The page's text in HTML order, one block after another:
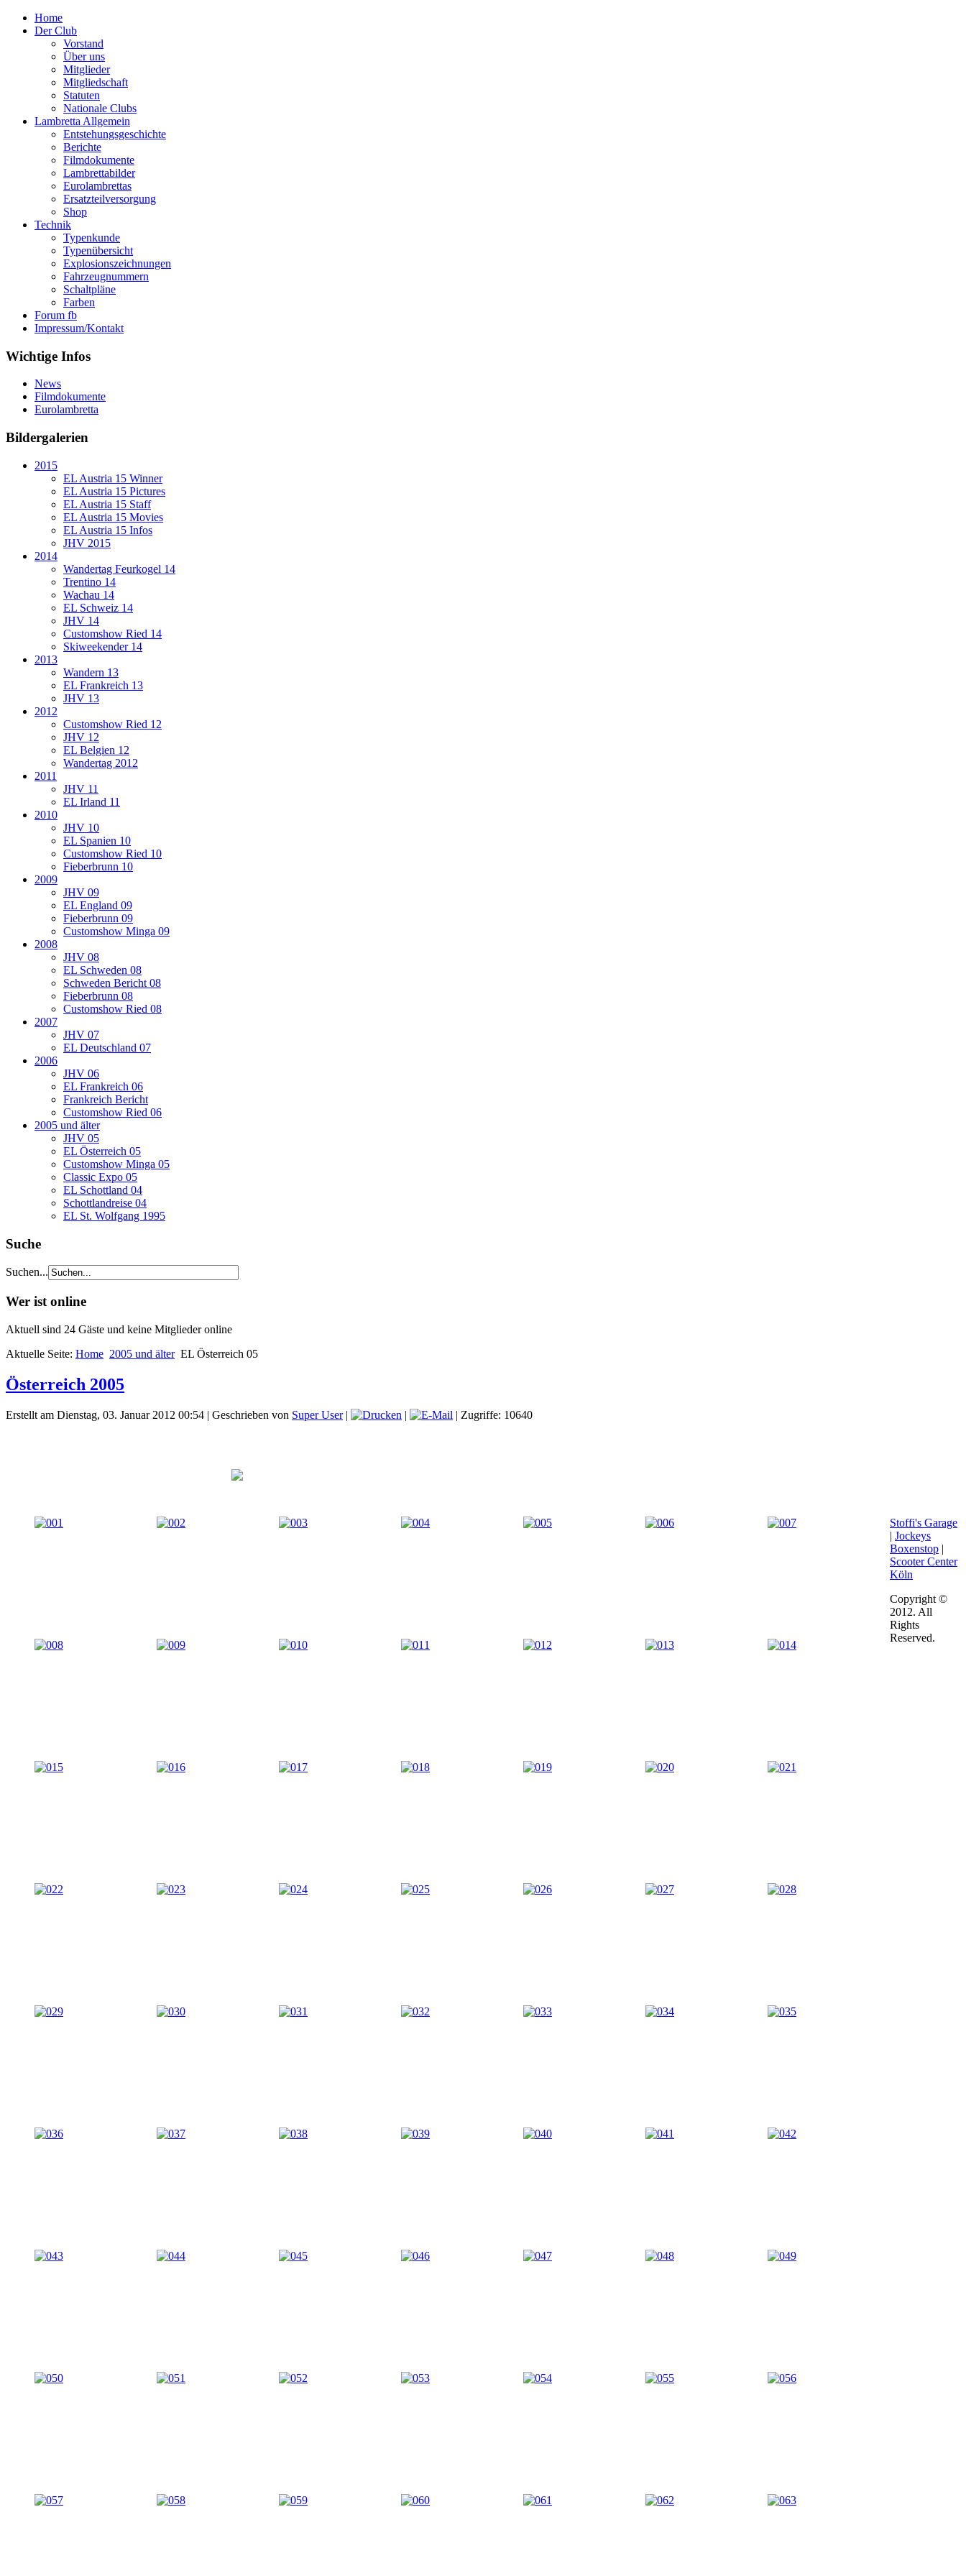
Home
Der Club
Vorstand
Über uns
Mitglieder
Mitgliedschaft
Statuten
Nationale Clubs
Lambretta Allgemein
Entstehungsgeschichte
Berichte
Filmdokumente
Lambrettabilder
Eurolambrettas
Ersatzteilversorgung
Shop
Technik
Typenkunde
Typenübersicht
Explosionszeichnungen
Fahrzeugnummern
Schaltpläne
Farben
Forum fb
Impressum/Kontakt
Wichtige Infos
News
Filmdokumente
Eurolambretta
Bildergalerien
2015
EL Austria 15 Winner
EL Austria 15 Pictures
EL Austria 15 Staff
EL Austria 15 Movies
EL Austria 15 Infos
JHV 2015
2014
Wandertag Feurkogel 14
Trentino 14
Wachau 14
EL Schweiz 14
JHV 14
Customshow Ried 14
Skiweekender 14
2013
Wandern 13
EL Frankreich 13
JHV 13
2012
Customshow Ried 12
JHV 12
EL Belgien 12
Wandertag 2012
2011
JHV 11
EL Irland 11
2010
JHV 10
EL Spanien 10
Customshow Ried 10
Fieberbrunn 10
2009
JHV 09
EL England 09
Fieberbrunn 09
Customshow Minga 09
2008
JHV 08
EL Schweden 08
Schweden Bericht 08
Fieberbrunn 08
Customshow Ried 08
2007
JHV 07
EL Deutschland 07
2006
JHV 06
EL Frankreich 06
Frankreich Bericht
Customshow Ried 06
2005 und älter
JHV 05
EL Österreich 05
Customshow Minga 05
Classic Expo 05
EL Schottland 04
Schottlandreise 04
EL St. Wolfgang 1995
Suche
Suchen...
Wer ist online
Aktuell sind 24 Gäste und keine Mitglieder online
Aktuelle Seite: Home 2005 und älter EL Österreich 05
Österreich 2005
Erstellt am Dienstag, 03. Januar 2012 00:54 | Geschrieben von Super User| | | Zugriffe: 10640
Stoffi's Garage
| Jockeys
Boxenstop |
Scooter Center
Köln
Copyright ©
2012. All
Rights
Reserved.